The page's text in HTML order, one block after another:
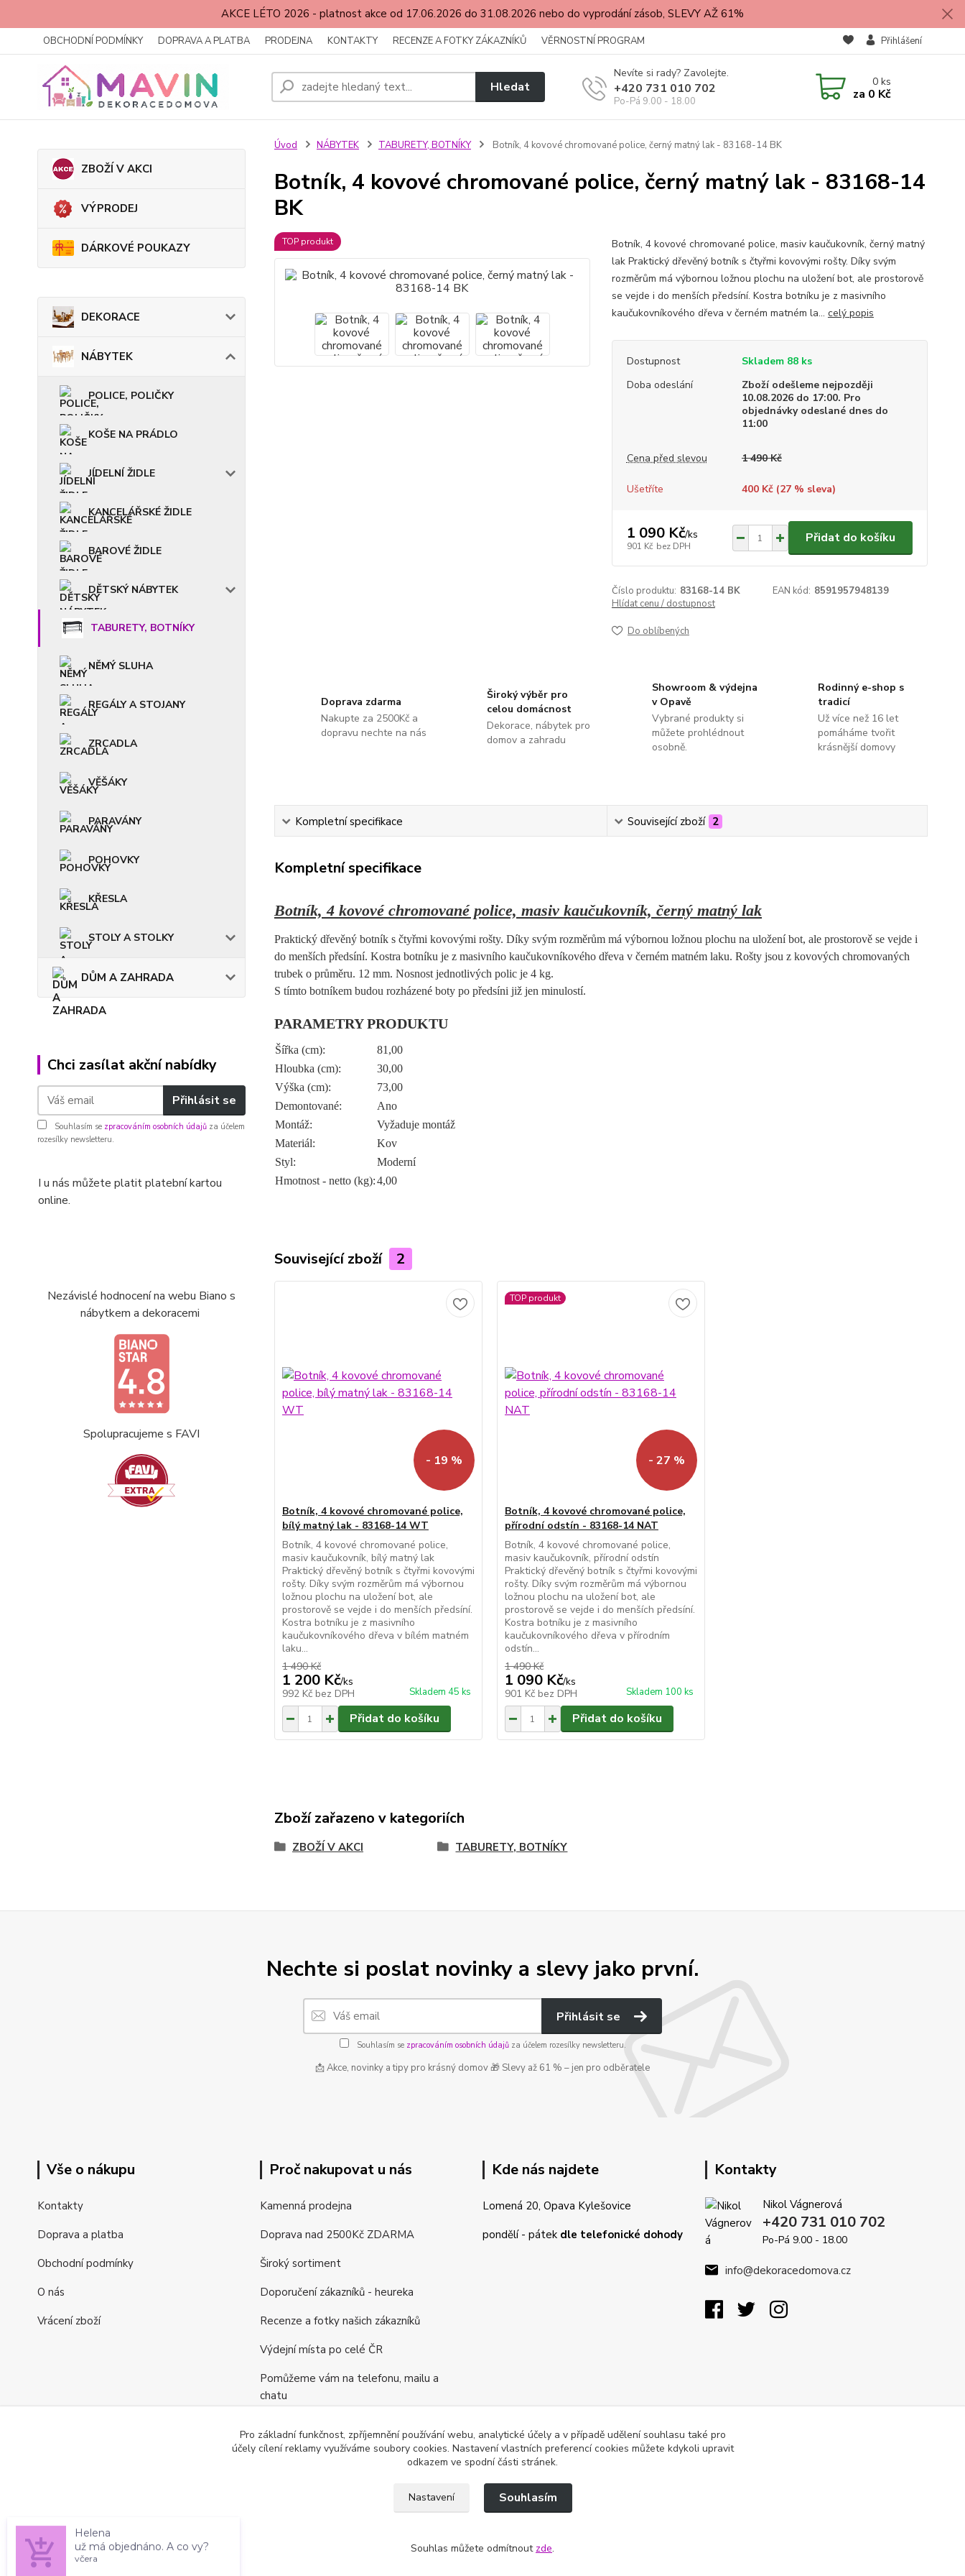
AKCE LÉTO 2026 - platnost akce od 17.06.2026 do 31.08.2026 nebo do vyprodání zásob, SLEVY AŽ 61%
OBCHODNÍ PODMÍNKY DOPRAVA A PLATBA PRODEJNA KONTAKTY RECENZE A FOTKY ZÁKAZNÍKŮ VĚRNOSTNÍ PROGRAM Přihlášení
Hledat
Nevíte si rady? Zavolejte.
+420 731 010 702
Po-Pá 9.00 - 18.00
0ks
za 0 Kč
ZBOŽÍ V AKCI
VÝPRODEJ
DÁRKOVÉ POUKAZY
DEKORACE
NÁBYTEK
POLICE, POLIČKY
KOŠE NA PRÁDLO
JÍDELNÍ ŽIDLE
KANCELÁŘSKÉ ŽIDLE
BAROVÉ ŽIDLE
DĚTSKÝ NÁBYTEK
TABURETY, BOTNÍKY
NĚMÝ SLUHA
REGÁLY A STOJANY
ZRCADLA
VĚŠÁKY
PARAVÁNY
POHOVKY
KŘESLA
STOLY A STOLKY
DŮM A ZAHRADA
Chci zasílat akční nabídky
Přihlásit se
Souhlasím se zpracováním osobních údajů za účelem
rozesílky newsletteru.
I u nás můžete platit platební kartou
online.
Nezávislé hodnocení na webu Biano s
nábytkem a dekoracemi
Spolupracujeme s FAVI
Úvod NÁBYTEK TABURETY, BOTNÍKY Botník, 4 kovové chromované police, černý matný lak - 83168-14 BK
Botník, 4 kovové chromované police, černý matný lak - 83168-14
BK
TOP produkt
Botník, 4 kovové chromované police, masiv kaučukovník, černý matný
lak Praktický dřevěný botník s čtyřmi kovovými rošty. Díky svým
rozměrům má výbornou ložnou plochu na uložení bot, ale prostorově
se vejde i do menších předsíní. Kostra botníku je z masivního
kaučukovníkového dřeva v černém matném la... celý popis
Dostupnost
Skladem 88 ks
Doba odeslání
Zboží odešleme nejpozději
10.08.2026 do 17:00. Pro
objednávky odeslané dnes do
11:00
Cena před slevou 1 490 Kč
Ušetříte 400 Kč (27% sleva)
1 090 Kč/ks
901 Kč bez DPH
Přidat do košíku
Číslo produktu: 83168-14 BK EAN kód: 8591957948139
Hlídat cenu / dostupnost
Do oblíbených
Doprava zdarma
Nakupte za 2500Kč a
dopravu nechte na nás
Široký výběr pro
celou domácnost
Dekorace, nábytek pro
domov a zahradu
Showroom & výdejna
v Opavě
Vybrané produkty si
můžete prohlédnout
osobně.
Rodinný e-shop s
tradicí
Už více než 16 let
pomáháme tvořit
krásnější domovy
Kompletní specifikace Související zboží 2
Kompletní specifikace
Botník, 4 kovové chromované police, masiv kaučukovník, černý matný lak
Praktický dřevěný botník s čtyřmi kovovými rošty. Díky svým rozměrům má výbornou ložnou plochu na uložení bot, ale prostorově se vejde i
do menších předsíní. Kostra botníku je z masivního kaučukovníkového dřeva v černém matném laku. Rošty jsou z kovových chromovaných
trubek o průměru. 12 mm. Nosnost jednotlivých polic je 4 kg.
S tímto botníkem budou rozházené boty po předsíni již jen minulostí.
PARAMETRY PRODUKTU
Šířka (cm):
81,00
Hloubka (cm):
30,00
Výška (cm):
73,00
Demontované:
Ano
Montáž:
Vyžaduje montáž
Materiál:
Kov
Styl:
Moderní
Hmotnost - netto (kg):4,00
Související zboží 2
- 19 %
Botník, 4 kovové chromované police,
bílý matný lak - 83168-14 WT
Botník, 4 kovové chromované police,
masiv kaučukovník, bílý matný lak
Praktický dřevěný botník s čtyřmi kovovými
rošty. Díky svým rozměrům má výbornou
ložnou plochu na uložení bot, ale
prostorově se vejde i do menších předsíní.
Kostra botníku je z masivního
kaučukovníkového dřeva v bílém matném
laku...
1 490 Kč
1 200 Kč/ks
992 Kč bez DPH Skladem 45 ks
Přidat do košíku
TOP produkt
- 27 %
Botník, 4 kovové chromované police,
přírodní odstín - 83168-14 NAT
Botník, 4 kovové chromované police,
masiv kaučukovník, přírodní odstín
Praktický dřevěný botník s čtyřmi kovovými
rošty. Díky svým rozměrům má výbornou
ložnou plochu na uložení bot, ale
prostorově se vejde i do menších předsíní.
Kostra botníku je z masivního
kaučukovníkového dřeva v přírodním
odstín...
1 490 Kč
1 090 Kč/ks
901 Kč bez DPH Skladem 100 ks
Přidat do košíku
Zboží zařazeno v kategoriích
ZBOŽÍ V AKCI TABURETY, BOTNÍKY
Nechte si poslat novinky a slevy jako první.
Přihlásit se
Souhlasím se zpracováním osobních údajůza účelem rozesílky newsletteru.
📩 Akce, novinky a tipy pro krásný domov 🎁 Slevy až 61 % – jen pro odběratele
Vše o nákupu
Kontakty
Doprava a platba
Obchodní podmínky
O nás
Vrácení zboží
Proč nakupovat u nás
Kamenná prodejna
Doprava nad 2500Kč ZDARMA
Široký sortiment
Doporučení zákazníků - heureka
Recenze a fotky našich zákazníků
Výdejní místa po celé ČR
Pomůžeme vám na telefonu, mailu a
chatu
Jsme tu pro vás již 16 let
Kde nás najdete
Lomená 20, Opava Kylešovice
pondělí - pátek dle telefonické dohody
Kontakty
Nikol Vágnerová
+420 731 010 702
Po-Pá 9.00 - 18.00
info@dekoracedomova.cz
Copyright © 2010 — 2026 DekoraceDomova.cz, všechna práva vyhrazena.
Pro základní funkčnost, zpříjemnění používání webu, analytické účely a v případě udělení souhlasu také pro
účely cílení reklamy využíváme soubory cookies. Nastavení vlastních preferencí cookies můžete kdykoli upravit
odkazem ve spodní části stránek.
Nastavení Souhlasím
Souhlas můžete odmítnout zde.
včera
Overenyweb.cz